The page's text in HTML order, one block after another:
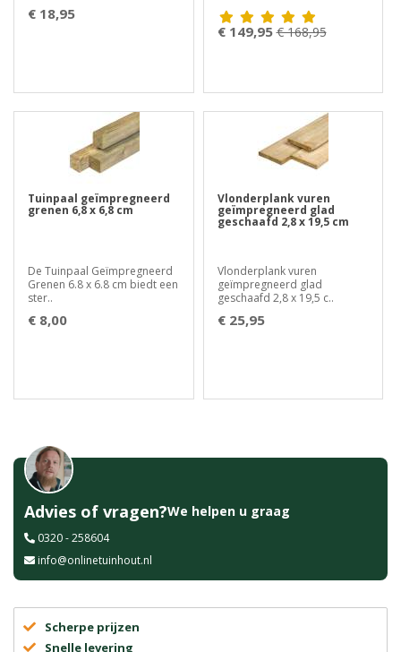
€ 18,95
€ 149,95 € 168,95
Tuinpaal geïmpregneerd
grenen 6,8 x 6,8 cm
De Tuinpaal Geïmpregneerd
Grenen 6.8 x 6.8 cm biedt een
ster..
€ 8,00
Vlonderplank vuren
geïmpregneerd glad
geschaafd 2,8 x 19,5 cm
Vlonderplank vuren
geïmpregneerd glad
geschaafd 2,8 x 19,5 c..
€ 25,95
Advies of vragen?We helpen u graag
0320 - 258604
info@onlinetuinhout.nl
Scherpe prijzen
Snelle levering